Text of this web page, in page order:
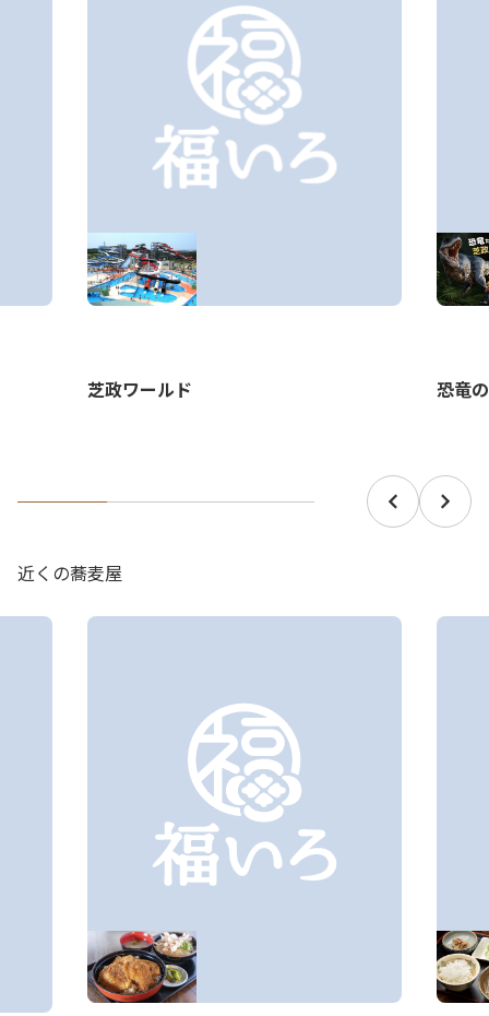
芝政ワールド 恐竜
近くの蕎麦屋